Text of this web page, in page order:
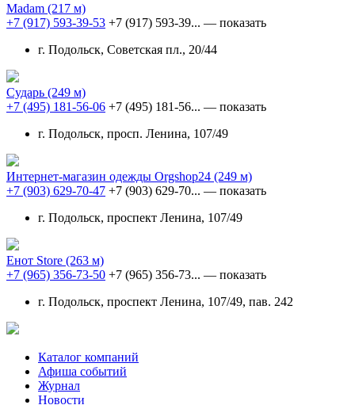
Madam (217 м)
+7 (917) 593-39-53 +7 (917) 593-39... — показать
г. Подольск, Советская пл., 20/44
Сударь (249 м)
+7 (495) 181-56-06 +7 (495) 181-56... — показать
г. Подольск, просп. Ленина, 107/49
Интернет-магазин одежды Оrgshop24 (249 м)
+7 (903) 629-70-47 +7 (903) 629-70... — показать
г. Подольск, проспект Ленина, 107/49
Енот Store (263 м)
+7 (965) 356-73-50 +7 (965) 356-73... — показать
г. Подольск, проспект Ленина, 107/49, пав. 242
Каталог компаний
Афиша событий
Журнал
Новости